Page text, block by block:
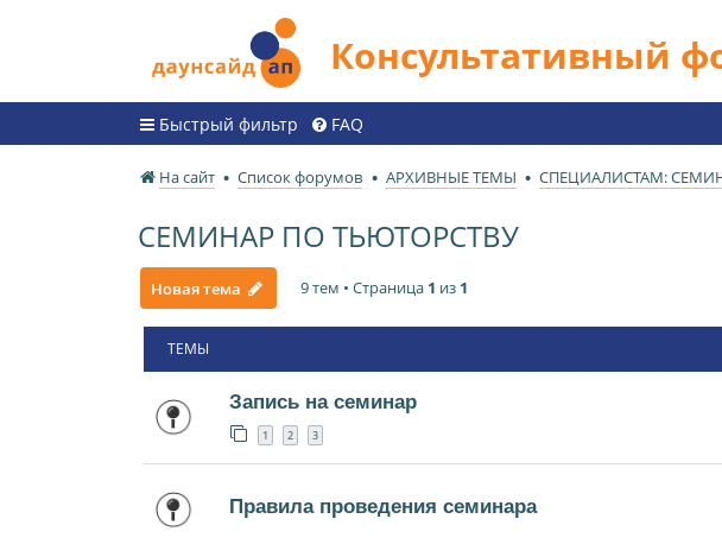
Консультативный
Быстрый фильтр FAQ
На сайт Список форумов АРХИВНЫЕ ТЕМЫ СПЕЦИАЛИСТАМ:
СЕМИНАР ПО ТЬЮТОРСТВУ
Новая тема 9 тем • Страница 1 из 1
ТЕМЫ
Запись на семинар
1 2 3
Правила проведения семинара